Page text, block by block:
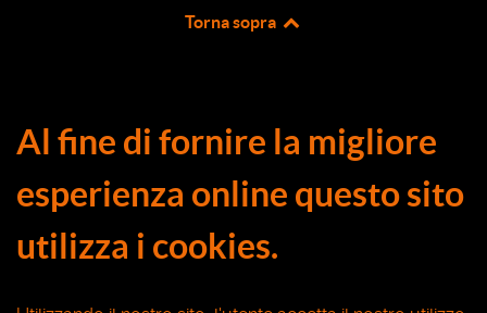
Torna sopra
Al fine di fornire la migliore
esperienza online questo sito
utilizza i cookies.